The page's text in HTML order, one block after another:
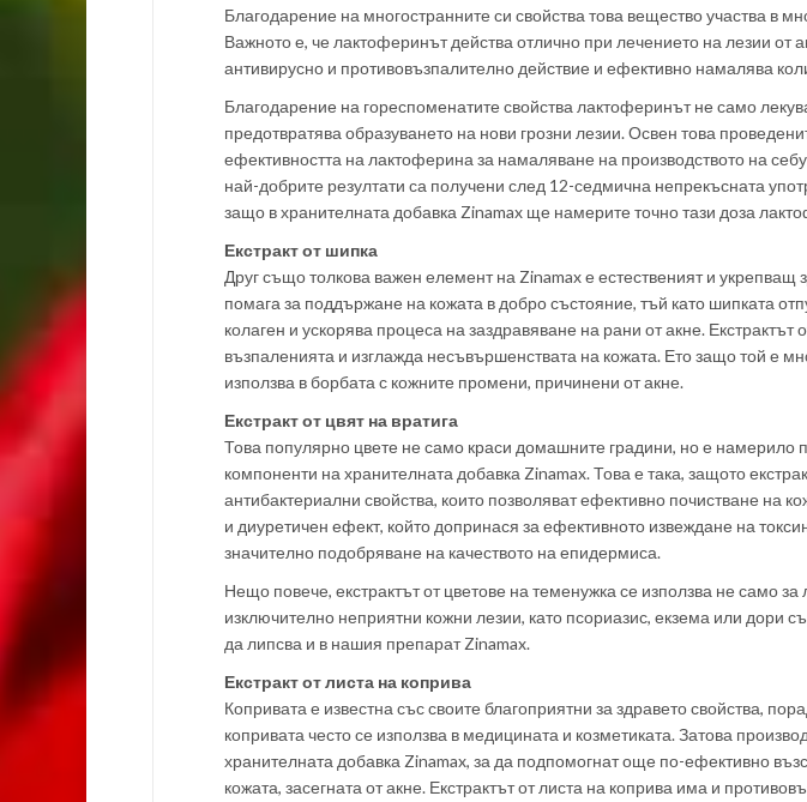
Благодарение на многостранните си свойства това вещество участва в
Важното е, че лактоферинът действа отлично при лечението на лезии от
антивирусно и противовъзпалително действие и ефективно намалява
Благодарение на гореспоменатите свойства лактоферинът не само
предотвратява образуването на нови грозни лезии. Освен това
ефективността на лактоферина за намаляване на производството на
най-добрите резултати са получени след 12-седмична непрекъсната
защо в хранителната добавка Zinamax ще намерите точно тази доза
Екстракт от шипка
Друг също толкова важен елемент на Zinamax е естественият и укрепващ
помага за поддържане на кожата в добро състояние, тъй като шипката
колаген и ускорява процеса на заздравяване на рани от акне.
възпаленията и изглажда несъвършенствата на кожата. Ето защо той е
използва в борбата с кожните промени, причинени от акне.
Екстракт от цвят на вратига
Това популярно цвете не само краси домашните градини, но е намерило
компоненти на хранителната добавка Zinamax. Това е така, защото
антибактериални свойства, които позволяват ефективно почистване на
и диуретичен ефект, който допринася за ефективното извеждане на
значително подобряване на качеството на епидермиса.
Нещо повече, екстрактът от цветове на теменужка се използва не само
изключително неприятни кожни лезии, като псориазис, екзема или дори
да липсва и в нашия препарат Zinamax.
Екстракт от листа на коприва
Копривата е известна със своите благоприятни за здравето свойства,
копривата често се използва в медицината и козметиката. Затова
хранителната добавка Zinamax, за да подпомогнат още по-ефективно
кожата, засегната от акне. Екстрактът от листа на коприва има и